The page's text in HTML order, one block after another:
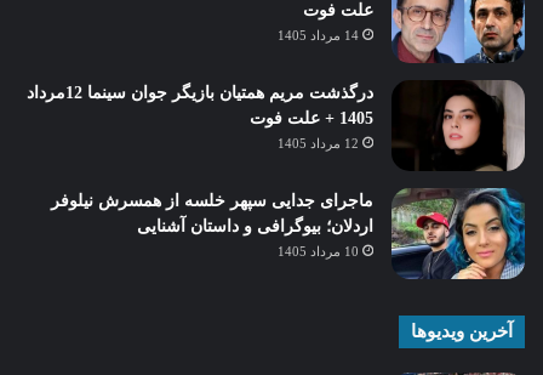
علت فوت
14 مرداد 1405
درگذشت مریم همتیان بازیگر جوان سینما 12مرداد
1405 + علت فوت
12 مرداد 1405
ماجرای جدایی سپهر خلسه از همسرش نیلوفر
اردلان؛ بیوگرافی و داستان آشنایی
10 مرداد 1405
آخرین ویدیوها